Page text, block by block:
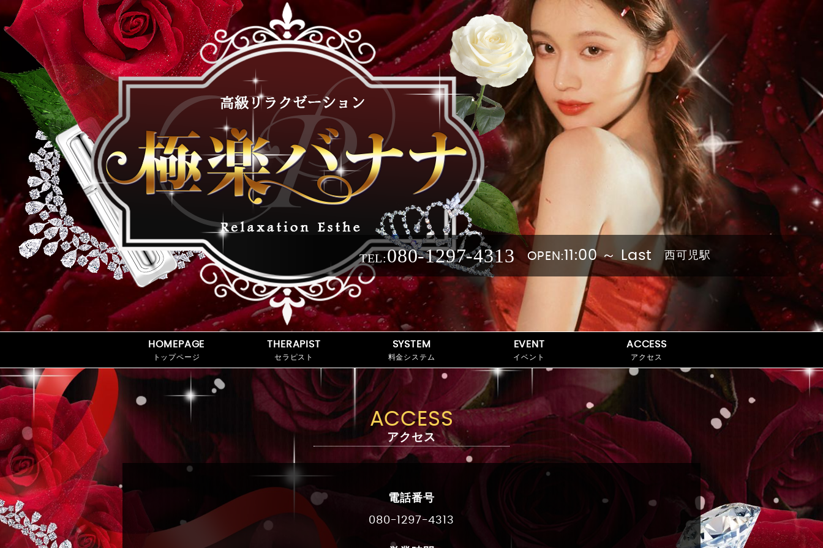
TEL:080-1297-4313 OPEN:11:00 ～ Last 西可児駅
トップページ
HOMEPAGE
セラピスト
THERAPIST
料金システム
SYSTEM
イベント
EVENT
アクセス
ACCESS
アクセス
ACCESS
電話番号
080-1297-4313